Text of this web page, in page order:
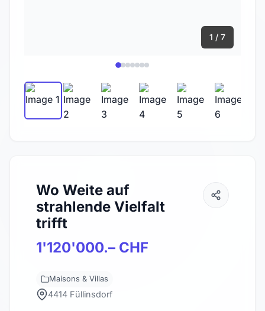
1 / 7
Wo Weite auf
strahlende Vielfalt
trifft
1'120'000.– CHF
Maisons & Villas
4414 Füllinsdorf